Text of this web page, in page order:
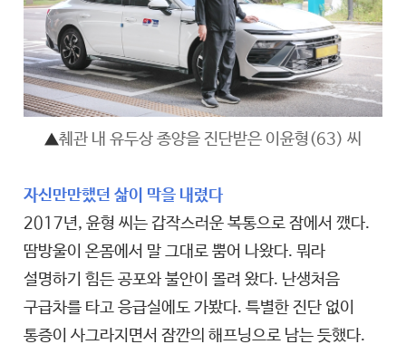
▲췌관 내 유두상 종양을 진단받은 이윤형(63) 씨
자신만만했던 삶이 막을 내렸다
2017년, 윤형 씨는 갑작스러운 복통으로 잠에서 깼다.
땀방울이 온몸에서 말 그대로 뿜어 나왔다. 뭐라
설명하기 힘든 공포와 불안이 몰려 왔다. 난생처음
구급차를 타고 응급실에도 가봤다. 특별한 진단 없이
통증이 사그라지면서 잠깐의 해프닝으로 남는 듯했다.